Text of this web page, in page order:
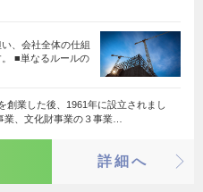
、会社全体の仕組
■単なるルールの
創業した後、1961年に設立されまし
、文化財事業の３事業…
詳細へ